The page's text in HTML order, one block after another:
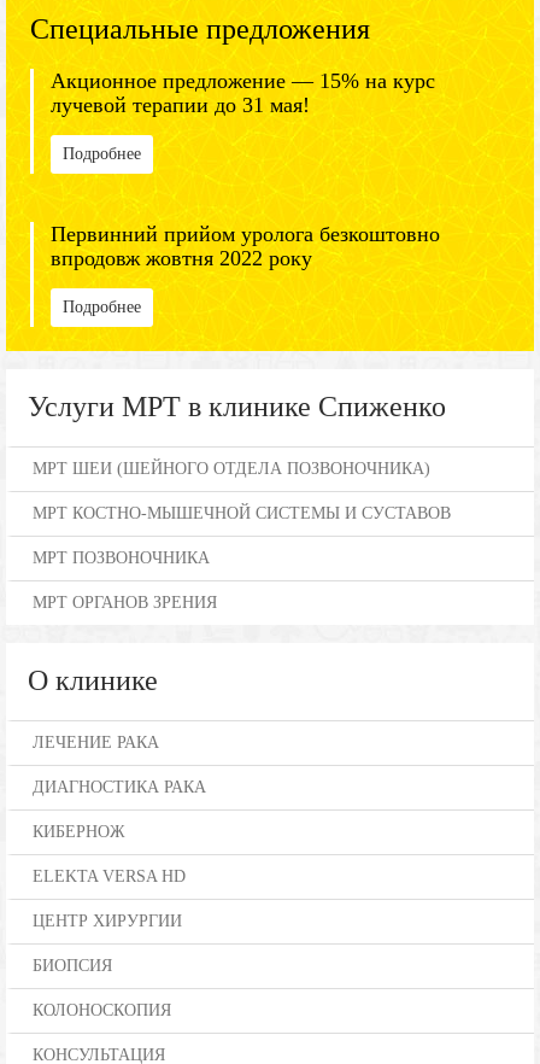
Специальные предложения
Акционное предложение — 15% на курс
лучевой терапии до 31 мая!
Подробнее
Первинний прийом уролога безкоштовно
впродовж жовтня 2022 року
Подробнее
Услуги МРТ в клинике Спиженко
МРТ ШЕИ (ШЕЙНОГО ОТДЕЛА ПОЗВОНОЧНИКА)
МРТ КОСТНО-МЫШЕЧНОЙ СИСТЕМЫ И СУСТАВОВ
МРТ ПОЗВОНОЧНИКА
МРТ ОРГАНОВ ЗРЕНИЯ
О клинике
ЛЕЧЕНИЕ РАКА
ДИАГНОСТИКА РАКА
КИБЕРНОЖ
ELEKTA VERSA HD
ЦЕНТР ХИРУРГИИ
БИОПСИЯ
КОЛОНОСКОПИЯ
КОНСУЛЬТАЦИЯ